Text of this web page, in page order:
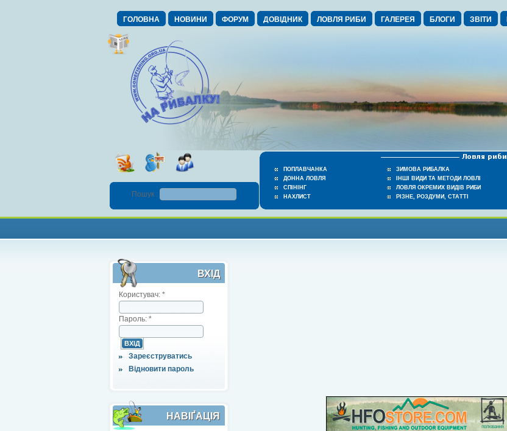
ГОЛОВНА НОВИНИ ФОРУМ ДОВІДНИК ЛОВЛЯ РИБИ ГАЛЕРЕЯ БЛОГИ ЗВІТИ
ПОПЛАВЧАНКА
ДОННА ЛОВЛЯ
СПІНІНГ
НАХЛИСТ
ЗИМОВА РИБАЛКА
ІНШІ ВИДИ ТА МЕТОДИ ЛОВЛІ
ЛОВЛЯ ОКРЕМИХ ВИДІВ РИБИ
РІЗНЕ, РОЗДУМИ, СТАТТІ
Пошук :
ВХІД
Користувач: *
Пароль: *
Зареєструватись
Відновити пароль
НАВІҐАЦІЯ